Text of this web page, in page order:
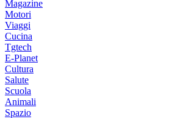
Magazine
Motori
Viaggi
Cucina
Tgtech
E-Planet
Cultura
Salute
Scuola
Animali
Spazio